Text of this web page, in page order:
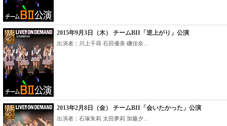
2015年9月3日（木） チームBII「逆上がり」公演
出演者：川上千尋 石田優美 磯佳奈...
2013年2月8日（金） チームBII「会いたかった」公演
出演者：石塚朱莉 太田夢莉 加藤夕...